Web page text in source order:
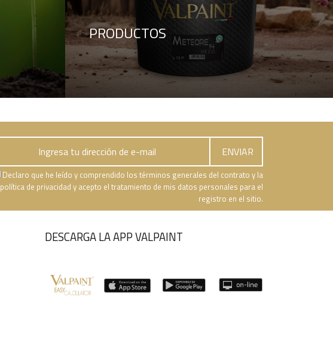
PRODUCTOS
Declaro que he leído y comprendido los términos generales del contrato y la
política de privacidad y acepto el tratamiento de mis datos personales para el
registro en el sitio.
DESCARGA LA APP VALPAINT